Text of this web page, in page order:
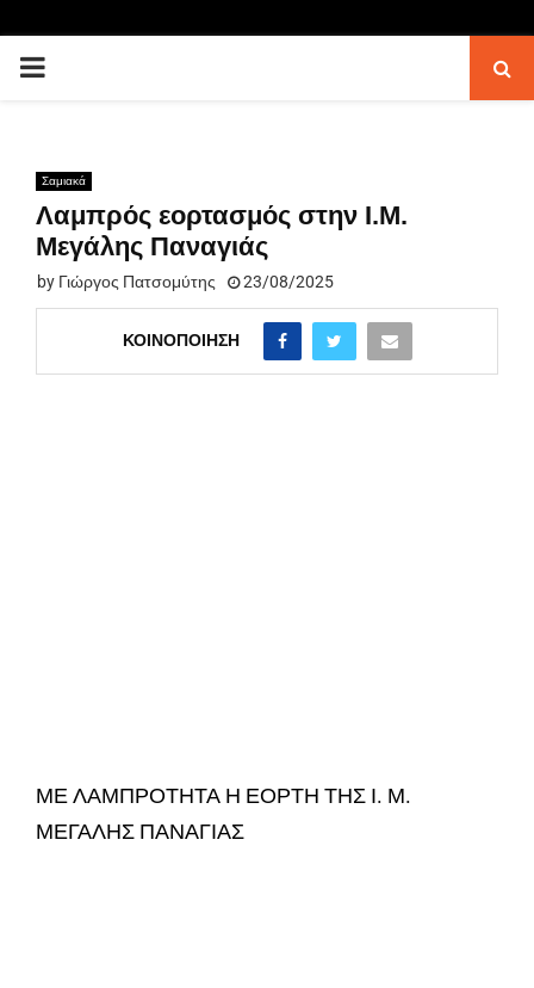
PRIMARY
Σαμιακά
Λαμπρός εορτασμός στην Ι.Μ.
Μεγάλης Παναγιάς
by Γιώργος Πατσομύτης 23/08/2025
ΚΟΙΝΟΠΟΊΗΣΗ
ΜΕ ΛΑΜΠΡΟΤΗΤΑ Η ΕΟΡΤΗ ΤΗΣ Ι. Μ.
ΜΕΓΑΛΗΣ ΠΑΝΑΓΙΑΣ